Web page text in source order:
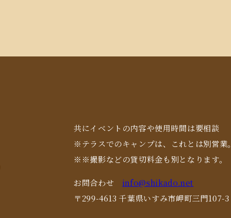
共にイベントの内容や使用時間は要相談
※テラスでのキャンプは、これとは別営業。
※※撮影などの貸切料金も別となります。
お問合わせ info@shikado.net
〒299-4613 千葉県いすみ市岬町三門107-3